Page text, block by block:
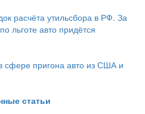
расчёта утильсбора в РФ. За
льготе авто придётся
сфере пригона авто из США и
статьи